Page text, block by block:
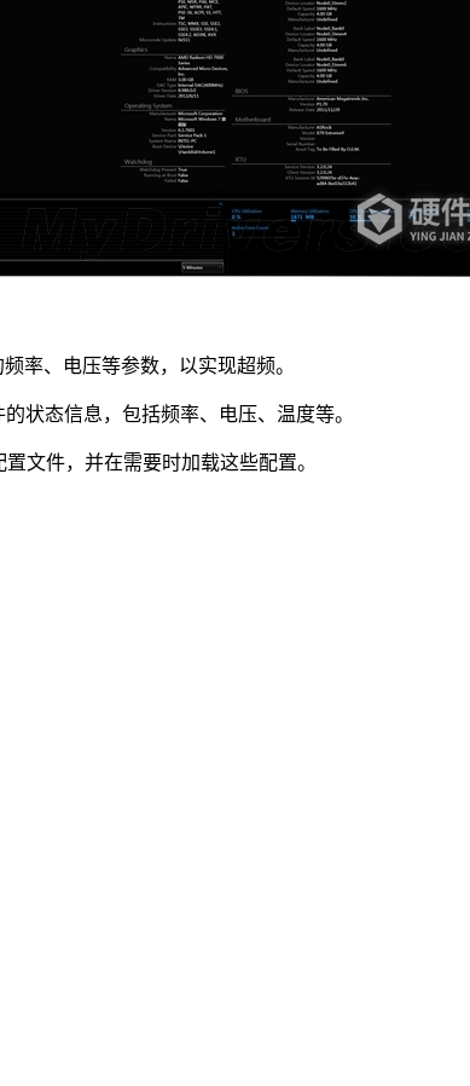
率、电压等参数，以实现超频。
状态信息，包括频率、电压、温度等。
文件，并在需要时加载这些配置。